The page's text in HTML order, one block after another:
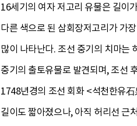
16세기의 여자 저고리 유물은 길이
다른 색으로 된 삼회장저고리가 가
많이 나타난다. 조선 중기의 치마는
중기의 출토유물로 발견되며, 조선
1748년경의 조선 회화 <석천한유
길이도 짧아졌으나, 아직 허리선 근